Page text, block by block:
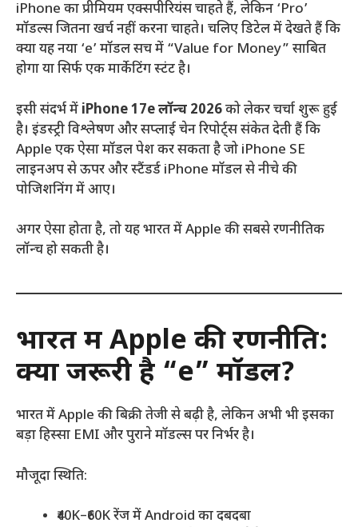
iPhone का प्रीमियम एक्सपीरियंस चाहते हैं, लेकिन ‘Pro’
मॉडल्स जितना खर्च नहीं करना चाहते। चलिए डिटेल में देखते हैं कि
क्या यह नया ‘e’ मॉडल सच में “Value for Money” साबित
होगा या सिर्फ एक मार्केटिंग स्टंट है।
इसी संदर्भ में iPhone 17e लॉन्च 2026को लेकर चर्चा शुरू हुई
है। इंडस्ट्री विश्लेषण और सप्लाई चेन रिपोर्ट्स संकेत देती हैं कि
Apple एक ऐसा मॉडल पेश कर सकता है जो iPhone SE
लाइनअप से ऊपर और स्टैंडर्ड iPhone मॉडल से नीचे की
पोजिशनिंग में आए।
अगर ऐसा होता है, तो यह भारत में Apple की सबसे रणनीतिक
लॉन्च हो सकती है।
भारत में Apple की रणनीति:
क्यों जरूरी है “e” मॉडल?
भारत में Apple की बिक्री तेजी से बढ़ी है, लेकिन अभी भी इसका
बड़ा हिस्सा EMI और पुराने मॉडल्स पर निर्भर है।
मौजूदा स्थिति:
₹40K–₹60K रेंज में Android का दबदबा